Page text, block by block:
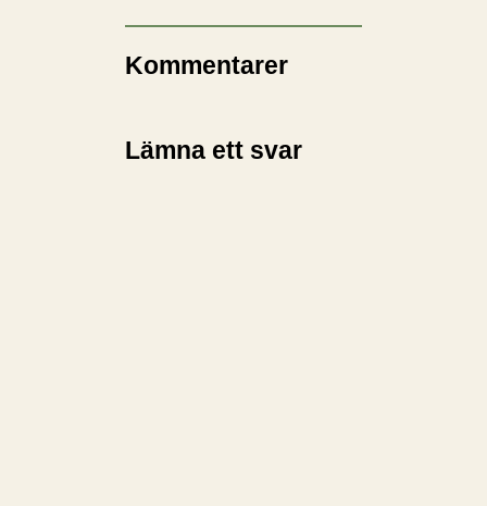
Kommentarer
Lämna ett svar